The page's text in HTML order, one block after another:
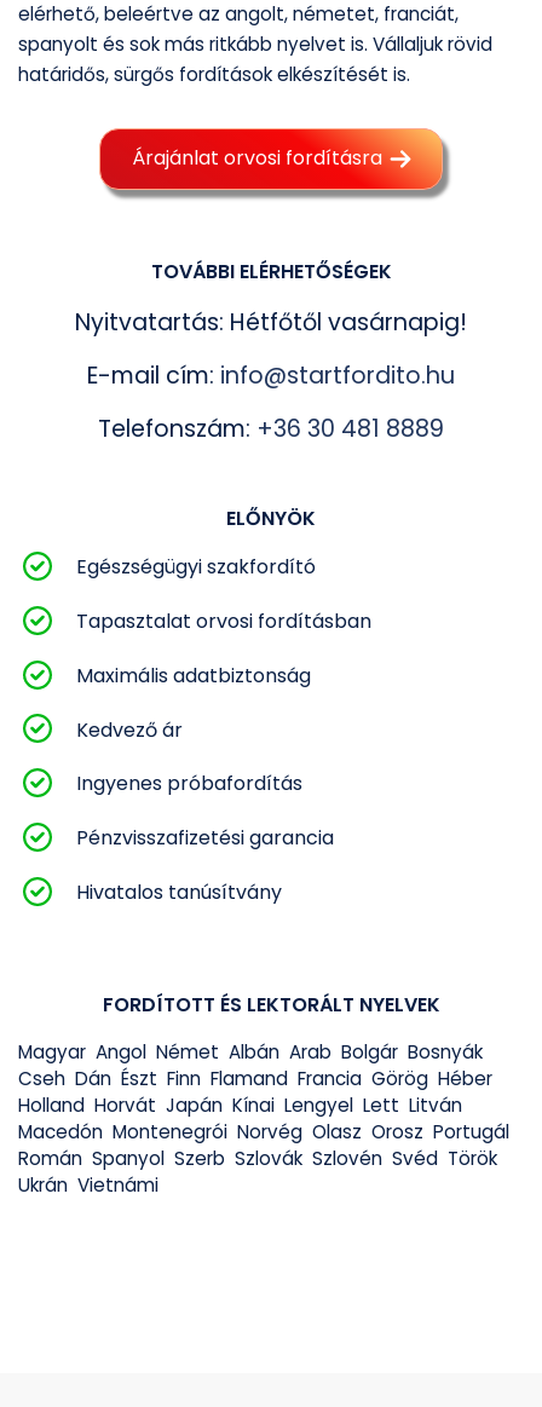
elérhető, beleértve az angolt, németet, franciát,
spanyolt és sok más ritkább nyelvet is. Vállaljuk rövid
határidős, sürgős fordítások elkészítését is.
Árajánlat orvosi fordításra
TOVÁBBI ELÉRHETŐSÉGEK
Nyitvatartás: Hétfőtől vasárnapig!
E-mail cím: info@startfordito.hu
Telefonszám: +36 30 481 8889
ELŐNYÖK
Egészségügyi szakfordító
Tapasztalat orvosi fordításban
Maximális adatbiztonság
Kedvező ár
Ingyenes próbafordítás
Pénzvisszafizetési garancia
Hivatalos tanúsítvány
FORDÍTOTT ÉS LEKTORÁLT NYELVEK
Magyar Angol Német Albán Arab Bolgár Bosnyák
Cseh Dán Észt Finn Flamand Francia Görög Héber
Holland Horvát Japán Kínai Lengyel Lett Litván
Macedón Montenegrói Norvég Olasz Orosz Portugál
Román Spanyol Szerb Szlovák Szlovén Svéd Török
Ukrán Vietnámi